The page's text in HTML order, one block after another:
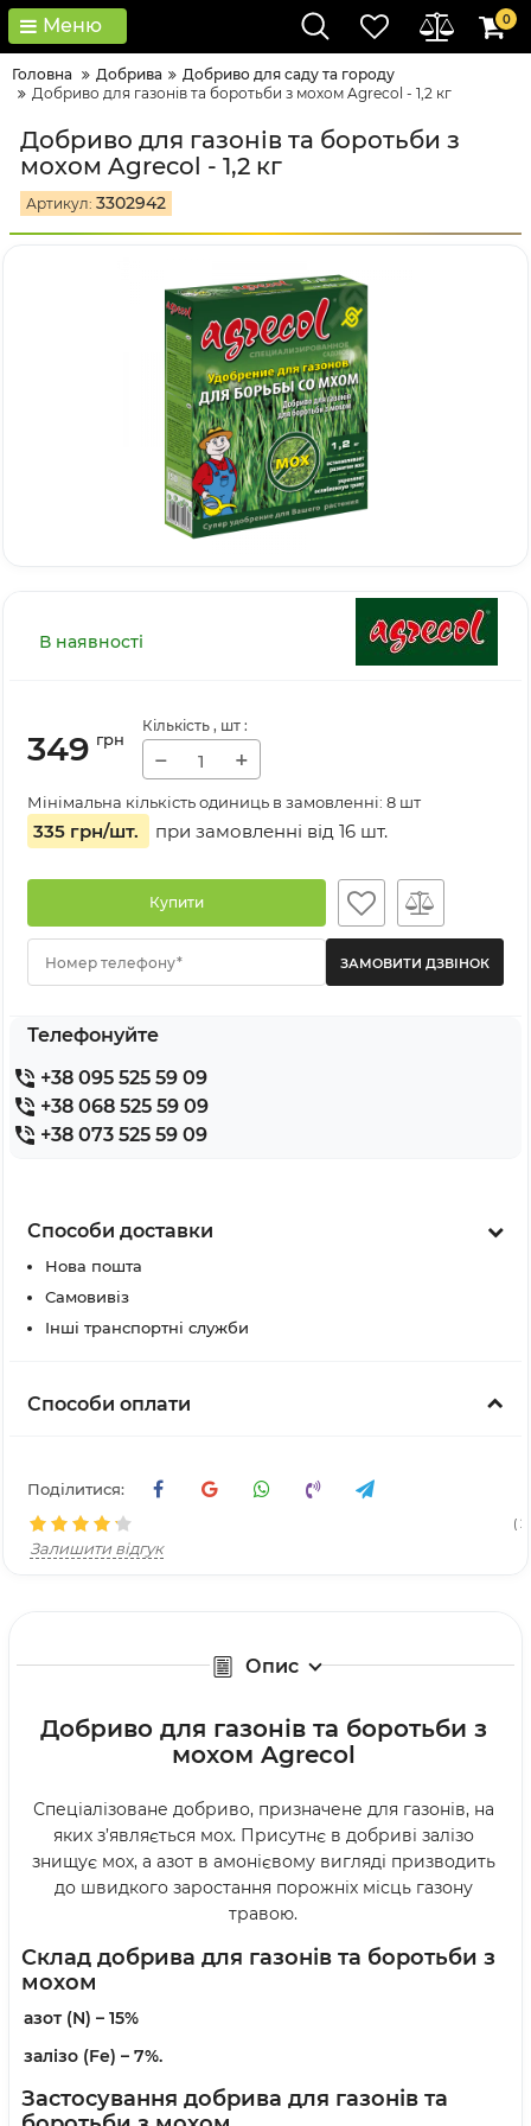
Меню 0
Головна Добрива
Добриво для саду та городу
Добриво для газонів та боротьби з мохом Agrecol - 1,2 кг
Добриво для газонів та боротьби з
мохом Agrecol - 1,2 кг
Артикул: 3302942
В наявності
349 грн
Кількість , шт :
− +
Мінімальна кількість одиниць в замовленні: 8 шт
335 грн/шт. при замовленні від 16 шт.
Купити
Номер телефону*
Телефонуйте
+38 095 525 59 09
+38 068 525 59 09
+38 073 525 59 09
Способи доставки
Нова пошта
Самовивіз
Інші транспортні служби
Способи оплати
Поділитися:
(
Залишити відгук
Опис
Добриво для газонів та боротьби з
мохом Agrecol
Спеціалізоване добриво, призначене для газонів, на
яких з’являється мох. Присутнє в добриві залізо
знищує мох, а азот в амонієвому вигляді призводить
до швидкого заростання порожніх місць газону
травою.
Склад добрива для газонів та боротьби з
мохом
азот (N) – 15%
залізо (Fe) – 7%.
Застосування добрива для газонів та